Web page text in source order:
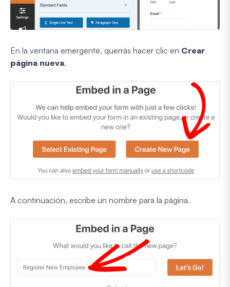
En la ventana emergente, querrás hacer clic en Crear
página nueva.
A continuación, escribe un nombre para la página.